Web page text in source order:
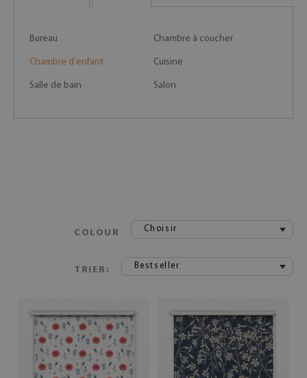
Bureau Chambre à coucher
Chambre d'enfant Cuisine
Salle de bain Salon
COLOUR Choisir
TRIER: Bestseller